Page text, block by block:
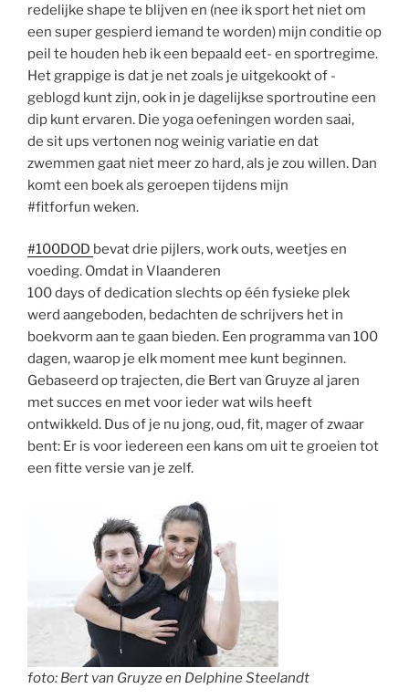
redelijke shape te blijven en (nee ik sport het niet om
een super gespierd iemand te worden) mijn conditie op
peil te houden heb ik een bepaald eet- en sportregime.
Het grappige is dat je net zoals je uitgekookt of -
geblogd kunt zijn, ook in je dagelijkse sportroutine een
dip kunt ervaren. Die yoga oefeningen worden saai,
de sit ups vertonen nog weinig variatie en dat
zwemmen gaat niet meer zo hard, als je zou willen. Dan
komt een boek als geroepen tijdens mijn
#fitforfun weken.
#100DOD bevat drie pijlers, work outs, weetjes en
voeding. Omdat in Vlaanderen
100 days of dedication slechts op één fysieke plek
werd aangeboden, bedachten de schrijvers het in
boekvorm aan te gaan bieden. Een programma van 100
dagen, waarop je elk moment mee kunt beginnen.
Gebaseerd op trajecten, die Bert van Gruyze al jaren
met succes en met voor ieder wat wils heeft
ontwikkeld. Dus of je nu jong, oud, fit, mager of zwaar
bent: Er is voor iedereen een kans om uit te groeien tot
een fitte versie van je zelf.
foto: Bert van Gruyze en Delphine Steelandt